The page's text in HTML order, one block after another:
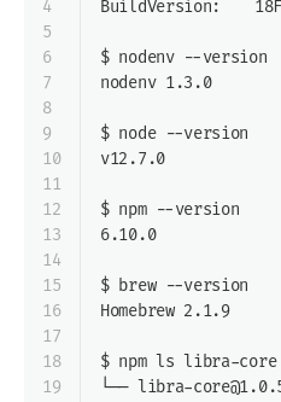
4
5
6
7
8
9
10
11
12
13
14
15
16
17
18
19
$ nodenv --version
nodenv 1.3.0
$ node --version
v12.7.0
$ npm --version
6.10.0
$ brew --version
Homebrew 2.1.9
$ npm ls libra-core
└── libra-